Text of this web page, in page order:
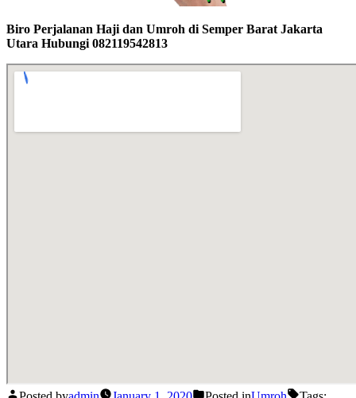
Biro Perjalanan Haji dan Umroh di Semper Barat Jakarta
Utara Hubungi 082119542813